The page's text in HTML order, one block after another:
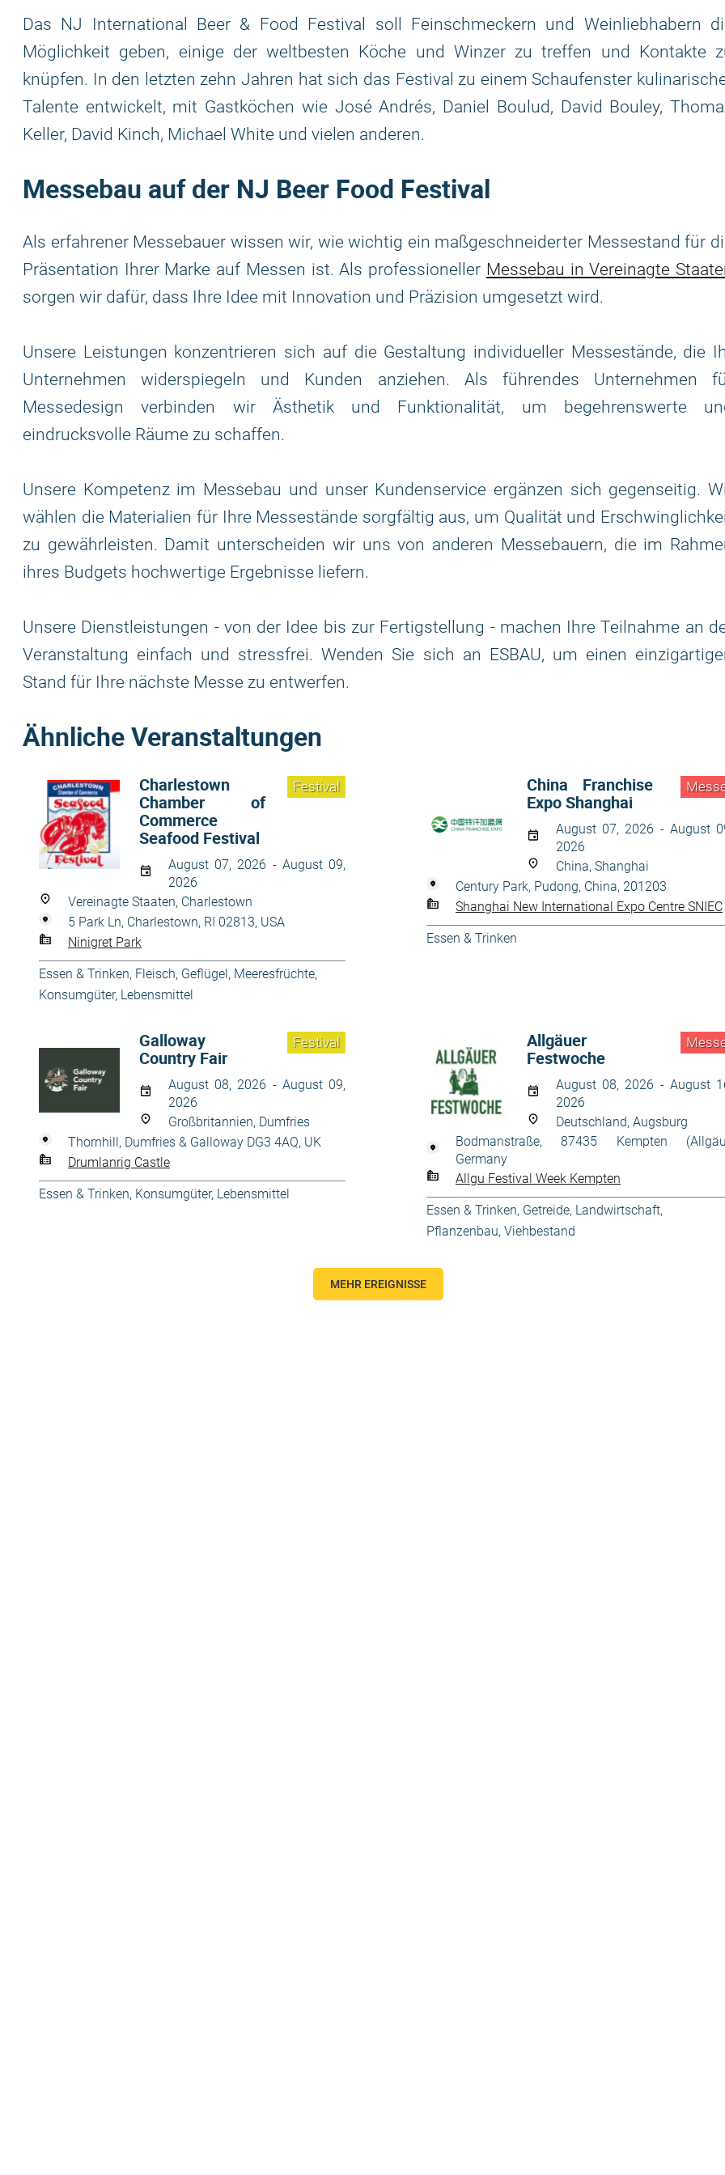
Das NJ International Beer & Food Festival soll Feinschmeckern und Weinliebhabern
Möglichkeit geben, einige der weltbesten Köche und Winzer zu treffen und Kontakte
knüpfen. In den letzten zehn Jahren hat sich das Festival zu einem Schaufenster
Talente entwickelt, mit Gastköchen wie José Andrés, Daniel Boulud, David Bouley,
Keller, David Kinch, Michael White und vielen anderen.
Messebau auf der NJ Beer Food Festival
Als erfahrener Messebauer wissen wir, wie wichtig ein maßgeschneiderter Messestand für
Präsentation Ihrer Marke auf Messen ist. Als professioneller Messebau in Vereinagte
sorgen wir dafür, dass Ihre Idee mit Innovation und Präzision umgesetzt wird.
Unsere Leistungen konzentrieren sich auf die Gestaltung individueller Messestände, die
Unternehmen widerspiegeln und Kunden anziehen. Als führendes Unternehmen
Messedesign verbinden wir Ästhetik und Funktionalität, um begehrenswerte
eindrucksvolle Räume zu schaffen.
Unsere Kompetenz im Messebau und unser Kundenservice ergänzen sich gegenseitig.
wählen die Materialien für Ihre Messestände sorgfältig aus, um Qualität und
zu gewährleisten. Damit unterscheiden wir uns von anderen Messebauern, die im
ihres Budgets hochwertige Ergebnisse liefern.
Unsere Dienstleistungen - von der Idee bis zur Fertigstellung - machen Ihre Teilnahme an
Veranstaltung einfach und stressfrei. Wenden Sie sich an ESBAU, um einen
Stand für Ihre nächste Messe zu entwerfen.
Ähnliche Veranstaltungen
Festival
Charlestown
Chamber of
Commerce
Seafood Festival
August 07, 2026 - August 09,
2026
Vereinagte Staaten, Charlestown
5 Park Ln, Charlestown, RI 02813, USA
Ninigret Park
Essen & Trinken, Fleisch, Geflügel, Meeresfrüchte,
Konsumgüter, Lebensmittel
China Franchise
Expo Shanghai
August 07, 2026 - August
2026
China, Shanghai
Century Park, Pudong, China, 201203
Shanghai New International Expo Centre SNIEC
Essen & Trinken
Festival
Galloway
Country Fair
August 08, 2026 - August 09,
2026
Großbritannien, Dumfries
Thornhill, Dumfries & Galloway DG3 4AQ, UK
Drumlanrig Castle
Essen & Trinken, Konsumgüter, Lebensmittel
Allgäuer
Festwoche
August 08, 2026 - August
2026
Deutschland, Augsburg
Bodmanstraße, 87435 Kempten
Germany
Allgu Festival Week Kempten
Essen & Trinken, Getreide, Landwirtschaft,
Pflanzenbau, Viehbestand
MEHR EREIGNISSE